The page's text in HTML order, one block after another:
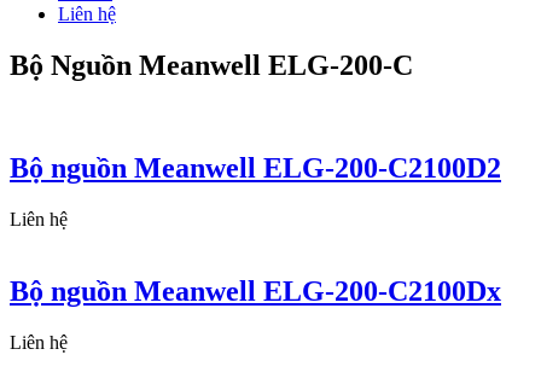
Liên hệ
Bộ Nguồn Meanwell ELG-200-C
Bộ nguồn Meanwell ELG-200-C2100D2
Liên hệ
Bộ nguồn Meanwell ELG-200-C2100Dx
Liên hệ